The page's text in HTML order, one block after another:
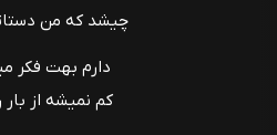
چیشد که من
دارم بهت فکر
کم نمیشه از